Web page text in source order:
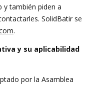
y también piden a
SolidBatir se
.
y su aplicabilidad
por la Asamblea